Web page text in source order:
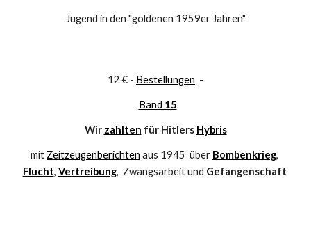
Jugend in den "goldenen 1959er Jahren"
12 € - Bestellungen
  -
Band 15
Wir zahlten für Hitlers Hybris
mit Zeitzeugenberichten aus 1945  über Bombenkrieg
Flucht, Vertreibung,  Zwangsarbeit und Gefangenschaft